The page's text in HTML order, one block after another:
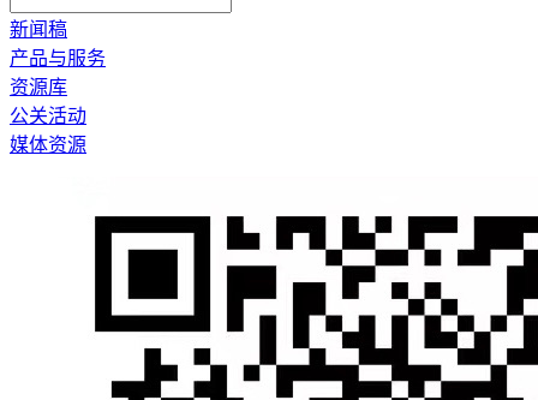
新闻稿
产品与服务
资源库
公关活动
媒体资源